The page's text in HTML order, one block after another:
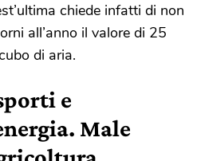
chiede infatti di non
all’anno il valore di 25
di aria.
e
Male